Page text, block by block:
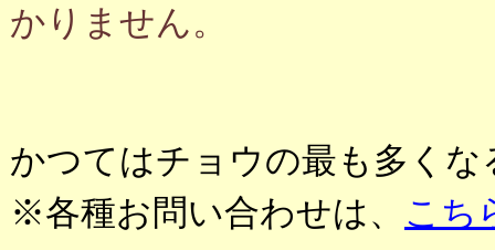
かりません。
かつてはチョウの最も多く
※各種お問い合わせは、 こち